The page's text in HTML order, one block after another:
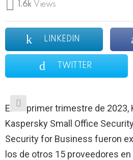
1.6k Views
LINKEDIN
TWITTER
En el primer trimestre de 2023,
Kaspersky Small Office
Security for Business fueron
los de otros 15 proveedores en